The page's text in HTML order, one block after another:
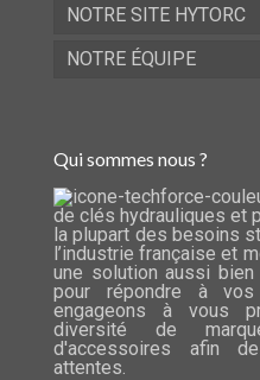
NOTRE SITE HYTORC
NOTRE ÉQUIPE
Qui sommes nous ?
de clés hydrauliques et
la plupart des besoins
l’industrie française et
une solution aussi
pour répondre à
engageons à vous
diversité de
d'accessoires afin
attentes.